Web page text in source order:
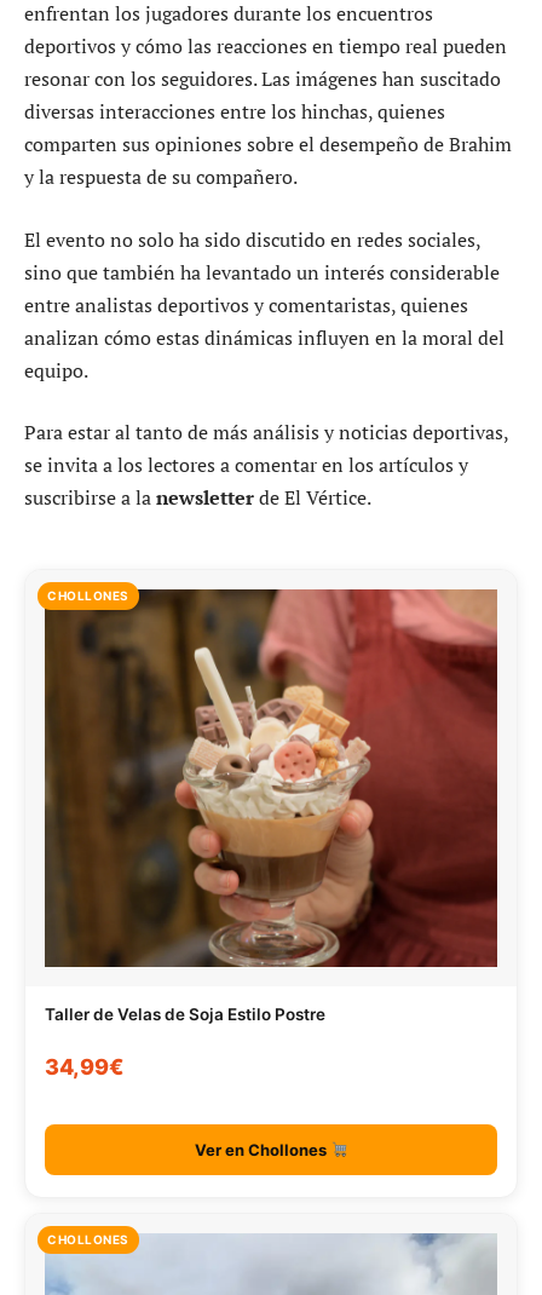
enfrentan los jugadores durante los encuentros
deportivos y cómo las reacciones en tiempo real pueden
resonar con los seguidores. Las imágenes han suscitado
diversas interacciones entre los hinchas, quienes
comparten sus opiniones sobre el desempeño de Brahim
y la respuesta de su compañero.
El evento no solo ha sido discutido en redes sociales,
sino que también ha levantado un interés considerable
entre analistas deportivos y comentaristas, quienes
analizan cómo estas dinámicas influyen en la moral del
equipo.
Para estar al tanto de más análisis y noticias deportivas,
se invita a los lectores a comentar en los artículos y
suscribirse a lanewsletterde El Vértice.
CHOLLONES
Taller de Velas de Soja Estilo Postre
34,99€
Ver en Chollones
CHOLLONES